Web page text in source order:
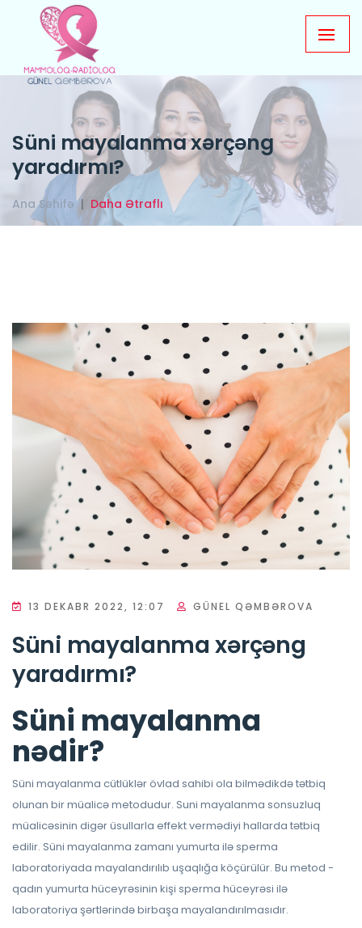
Süni mayalanma xərçəng
yaradırmı?
Ana Səhifə Daha Ətraflı
13 DEKABR 2022, 12:07 GÜNEL QƏMBƏROVA
Süni mayalanma xərçəng
yaradırmı?
Süni mayalanma
nədir?
Süni mayalanma cütlüklər övlad sahibi ola bilmədikdə tətbiq
olunan bir müalicə metodudur. Suni mayalanma sonsuzluq
müalicəsinin digər üsullarla effekt vermədiyi hallarda tətbiq
edilir. Süni mayalanma zamanı yumurta ilə sperma
laboratoriyada mayalandırılıb uşaqlığa köçürülür. Bu metod -
qadın yumurta hüceyrəsinin kişi sperma hüceyrəsi ilə
laboratoriya şərtlərində birbaşa mayalandırılmasıdır.